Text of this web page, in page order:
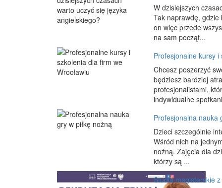
W dzisiejszych
Tak naprawdę, gdzie
on więc przede
na sam począt...
Profesjonalne kursy i
Chcesz poszerzyć
będziesz bardziej
profesjonalistami,
indywidualne
Profesjonalna nauka
Dzieci szczególnie
Wśród nich na
nożną. Zajęcia dla
którzy są ...
Studia magisterskie